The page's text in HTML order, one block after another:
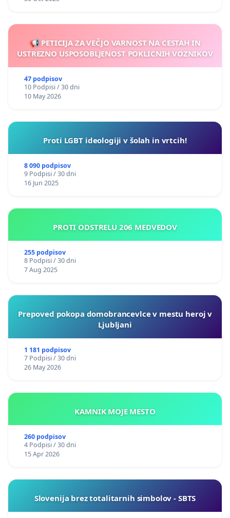
📢 PETICIJA ZA VEČJO VARNOST NA CESTAH IN
USTREZNO USPOSOBLJENOST POKLICNIH VOZNIKOV
47 podpisov
10 Podpisi / 30 dni
10 May 2026
Proti LGBT ideologiji v šolah in vrtcih!
8 090 podpisov
9 Podpisi / 30 dni
16 Jun 2025
PROTI ODSTRELU 206 MEDVEDOV
255 podpisov
8 Podpisi / 30 dni
7 Aug 2025
Prepoved pokopa domobrancevlce v mestu heroj v
Ljubljani
1 181 podpisov
7 Podpisi / 30 dni
26 May 2026
KAMNIK MOJE MESTO
260 podpisov
4 Podpisi / 30 dni
15 Apr 2026
Slovenija brez totalitarnih simbolov - SBTS